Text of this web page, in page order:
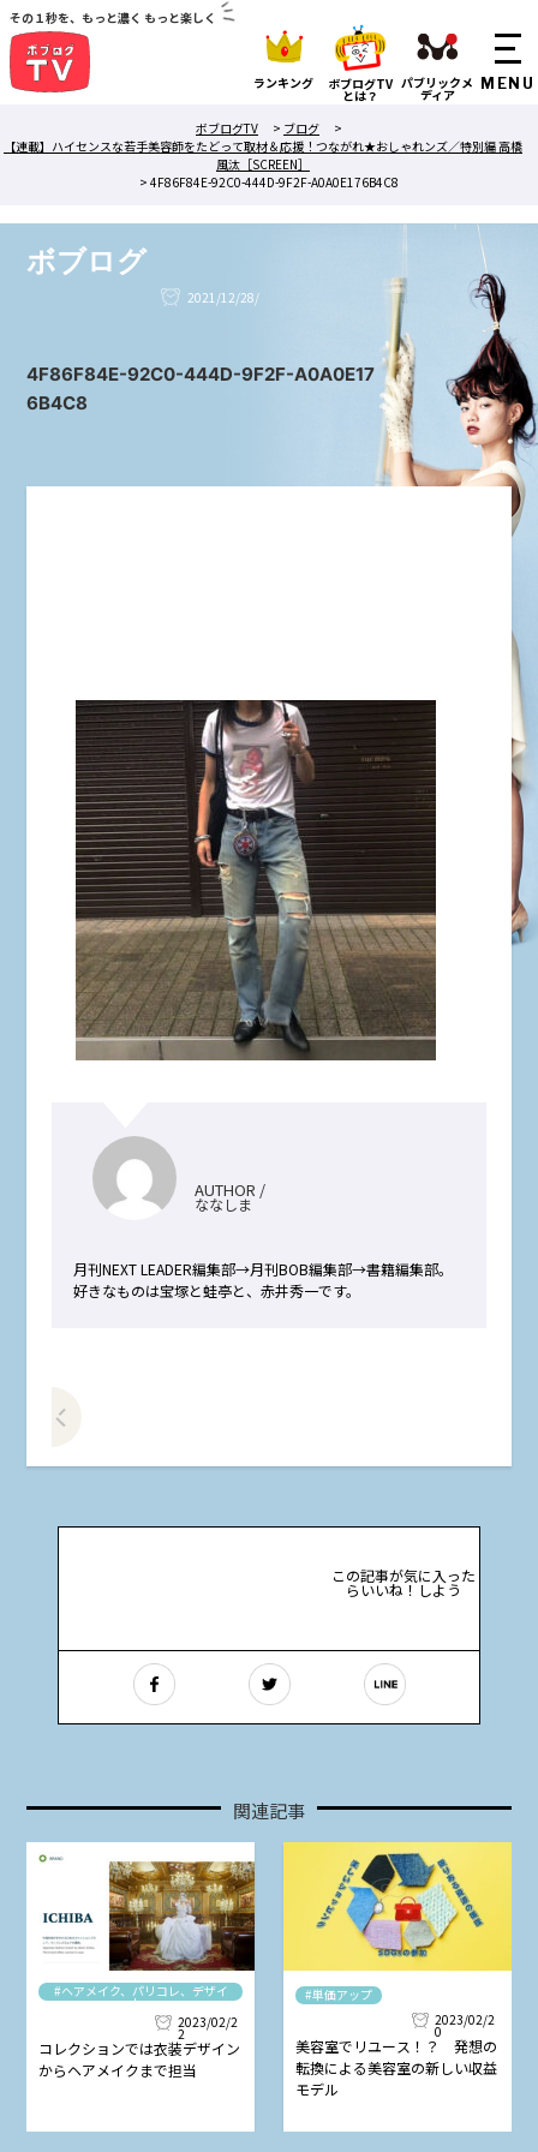
その１秒を、もっと濃く もっと楽しく
ランキング ボブログTV
とは？
パブリックメ
ディア
ボブログTV
> ブログ
>
【連載】ハイセンスな若手美容師をたどって取材＆応援！つながれ★おしゃれンズ／特別編 高橋
風汰［SCREEN］
> 4F86F84E-92C0-444D-9F2F-A0A0E176B4C8
ボブログ
2021/12/28/
4F86F84E-92C0-444D-9F2F-A0A0E17
6B4C8
AUTHOR /
ななしま
月刊NEXT LEADER編集部→月刊BOB編集部→書籍編集部。
好きなものは宝塚と蛙亭と、赤井秀一です。
この記事が気に入った
らいいね！しよう
関連記事
#ヘアメイク、パリコレ、デザイ
ナー
2023/02/2
2
コレクションでは衣装デザイン
からヘアメイクまで担当
#単価アップ
2023/02/2
0
美容室でリユース！？ 発想の
転換による美容室の新しい収益
モデル